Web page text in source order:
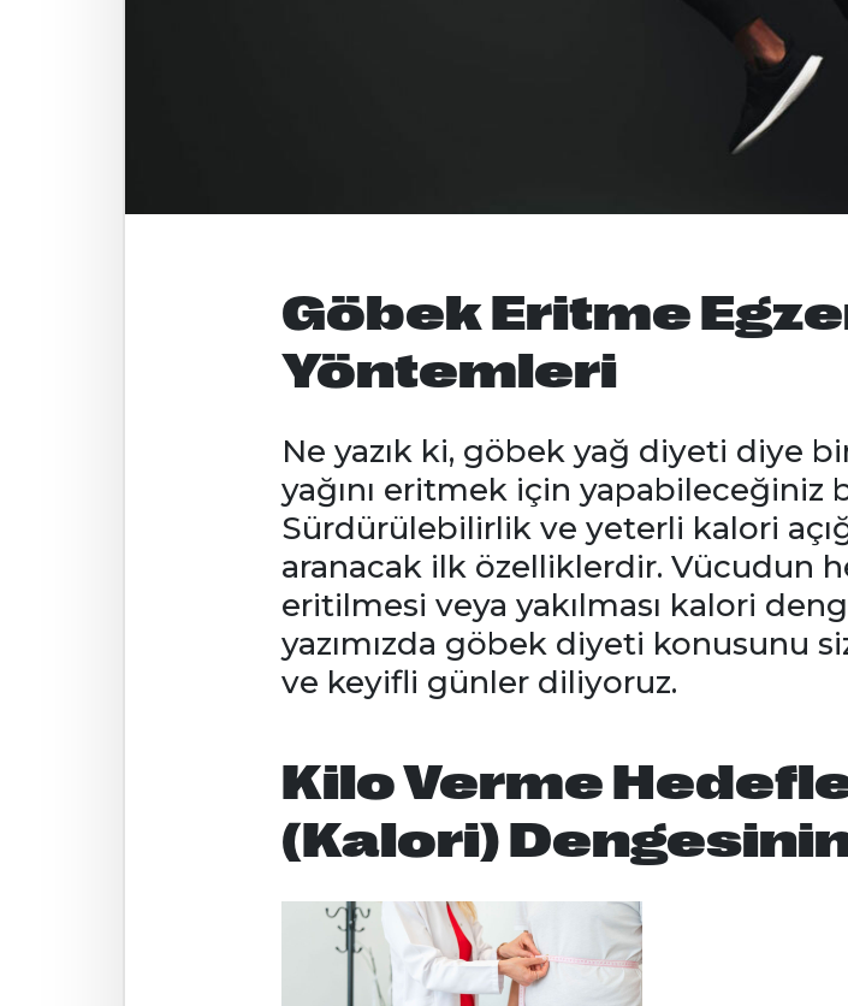
Göbek Eritme
Yöntemleri
Ne yazık ki, göbek yağ diyeti diye
yağını eritmek için yapabileceğiniz
Sürdürülebilirlik ve yeterli kalori
aranacak ilk özelliklerdir. Vücudun
eritilmesi veya yakılması kalori
yazımızda göbek diyeti konusunu
ve keyifli günler diliyoruz.
Kilo Verme
(Kalori)